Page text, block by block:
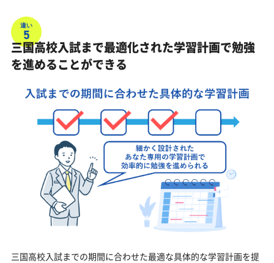
違い
5
三国高校入試まで最適化された学習計画で勉強
を進めることができる
三国高校入試までの期間に合わせた最適な具体的な学習計画を提